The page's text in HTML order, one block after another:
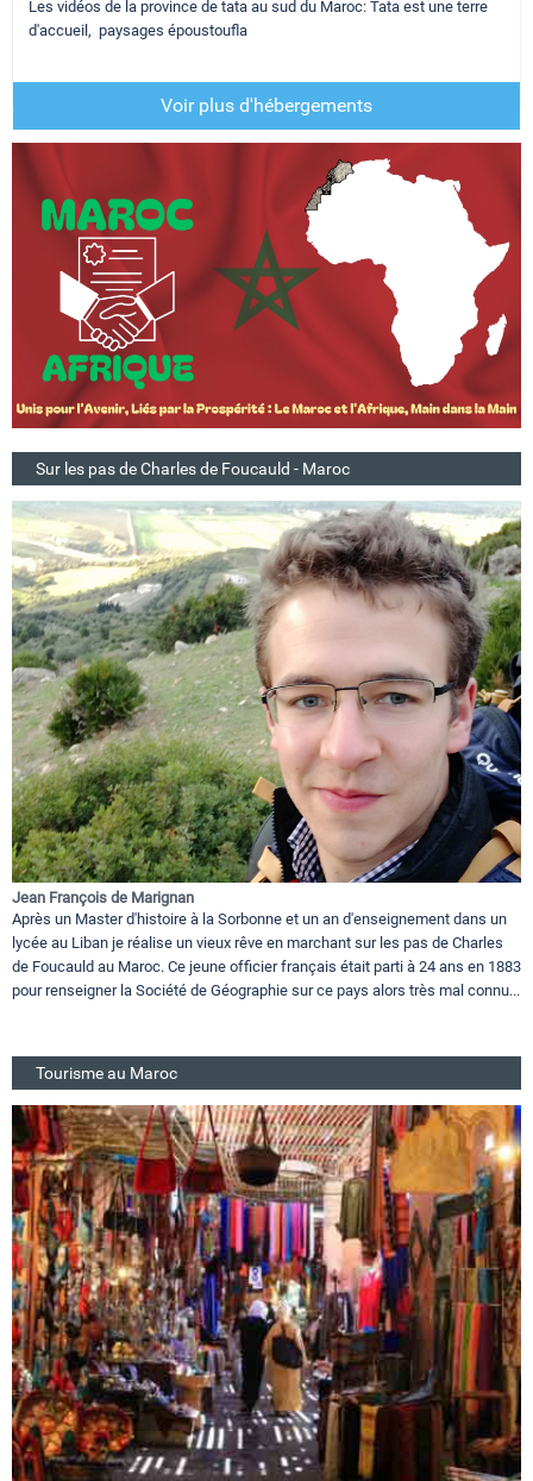
Les vidéos de la province de tata au sud du Maroc: Tata est une terre
d'accueil, paysages époustoufla
Voir plus d'hébergements
Sur les pas de Charles de Foucauld - Maroc
Jean François de Marignan
Après un Master d'histoire à la Sorbonne et un an d'enseignement dans un
lycée au Liban je réalise un vieux rêve en marchant sur les pas de Charles
de Foucauld au Maroc. Ce jeune officier français était parti à 24 ans en 1883
pour renseigner la Société de Géographie sur ce pays alors très mal connu...
Tourisme au Maroc